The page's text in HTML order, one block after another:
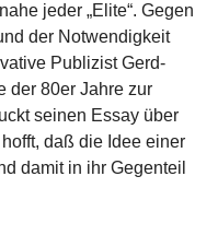
jeder „Elite“. Gegen
der Notwendigkeit
Publizist Gerd-
der 80er Jahre zur
seinen Essay über
daß die Idee einer
damit in ihr Gegenteil